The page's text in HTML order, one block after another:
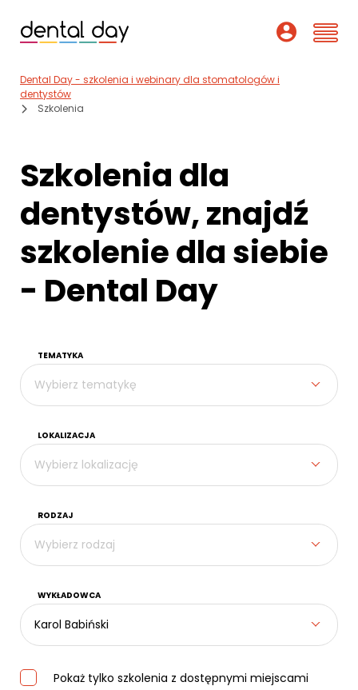
Szkolenia
Wykładowcy
O nas
Dofinansowania
Podcast
Dental Day - szkolenia i webinary dla stomatologów i
dentystów
Szkolenia
Szkolenia dla
dentystów, znajdź
szkolenie dla siebie
- Dental Day
TEMATYKA
Wybierz tematykę
LOKALIZACJA
Wybierz lokalizację
RODZAJ
Wybierz rodzaj
WYKŁADOWCA
Karol Babiński
Pokaż tylko szkolenia z dostępnymi miejscami